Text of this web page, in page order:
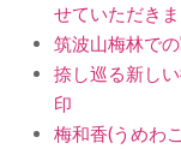
せていただき
筑波山梅林で
捺し巡る新し
印
梅和香(うめわ